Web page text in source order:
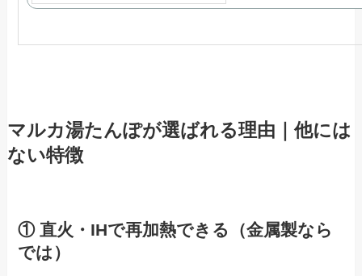
マルカ湯たんぽが選ばれる理由｜他には
ない特徴
① 直火・IHで再加熱できる（金属製なら
では）